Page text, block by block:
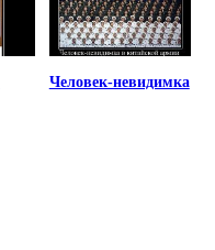
Человек-невидимка